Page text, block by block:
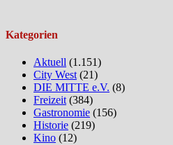
Kategorien
Aktuell (1.151)
City West (21)
DIE MITTE e.V. (8)
Freizeit (384)
Gastronomie (156)
Historie (219)
Kino (12)